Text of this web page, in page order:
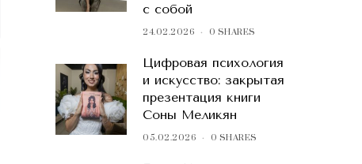
с собой
24.02.2026 0 SHARES
Цифровая психология
и искусство: закрытая
презентация книги
Соны Меликян
05.02.2026 0 SHARES